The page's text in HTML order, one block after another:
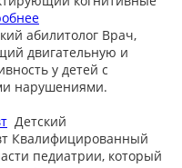
абилитолог Врач,
двигательную и
у детей с
нарушениями.
Детский
Квалифицированный
педиатрии, который